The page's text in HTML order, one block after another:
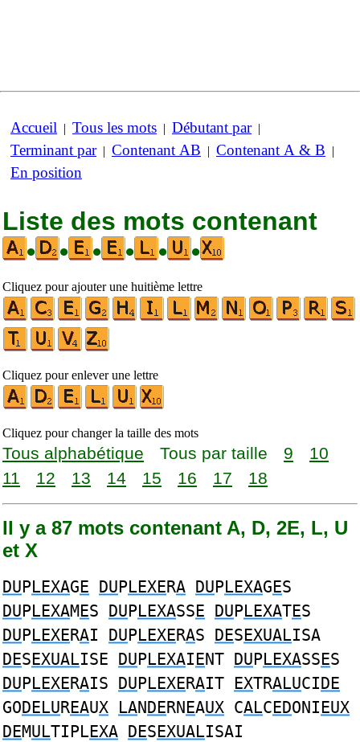
Accueil | Tous les mots | Débutant par|
Terminant par| Contenant AB | Contenant A & B |
En position
Liste des mots contenant
•
• • • • •
Cliquez pour ajouter une huitième lettre
Cliquez pour enlever une lettre
Cliquez pour changer la taille des mots
Tous alphabétique Tous par taille 9
10
11
12 13 14 15 16 17 18
Il y a 87 mots contenant A, D, 2E, L, U
et X
DUPLEXAGE DUPLEXERA DUPLEXAGES
DUPLEXAMES DUPLEXASSE DUPLEXATES
DUPLEXERAI DUPLEXERAS DESEXUALISA
DESEXUALISE DUPLEXAIENT DUPLEXASSES
DUPLEXERAIS DUPLEXERAIT EXTRALUCIDE
GODELUREAUX LANDERNEAUX CALCEDONIEUX
DEMULTIPLEXA DESEXUALISAI